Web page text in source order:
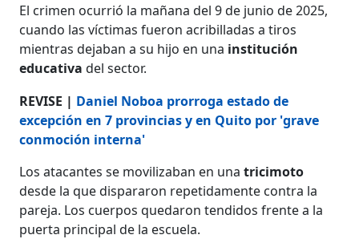
El crimen ocurrió la mañana del 9 de junio de 2025,
cuando las víctimas fueron acribilladas a tiros
mientras dejaban a su hijo en una institución
educativadel sector.
REVISE | Daniel Noboa prorroga estado de
excepción en 7 provincias y en Quito por 'grave
conmoción interna'
Los atacantes se movilizaban en unatricimoto
desde la que dispararon repetidamente contra la
pareja. Los cuerpos quedaron tendidos frente a la
puerta principal de la escuela.